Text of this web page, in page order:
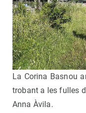
La Corina Basnou
trobant a les fulles
Anna Àvila.